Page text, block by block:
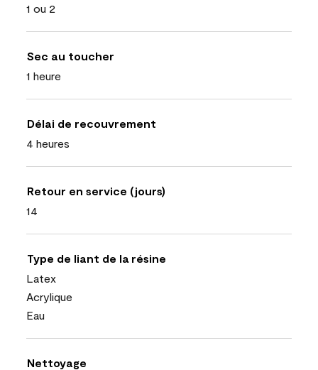
1 ou 2
Sec au toucher
1 heure
Délai de recouvrement
4 heures
Retour en service (jours)
14
Type de liant de la résine
Latex
Acrylique
Eau
Nettoyage